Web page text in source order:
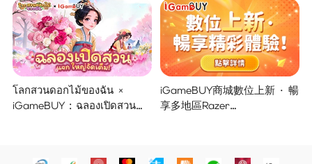
โลกสวนดอกไม้ของฉัน ×
iGameBUY : ฉลองเปิดสวน
iGameBUY商城數位上新 · 暢
享多地區Razer